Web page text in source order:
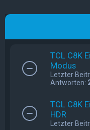
TCL C8K
Modus
Letzter
Antworten:
TCL C8K
HDR
Letzter